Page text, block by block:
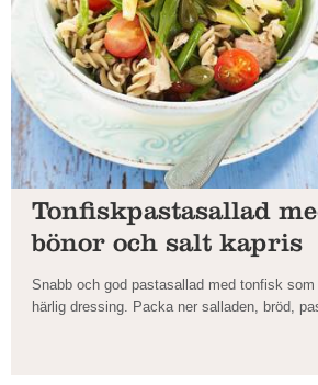
Tonfiskpastasallad
bönor och salt kapris
Snabb och god pastasallad med tonfisk
härlig dressing. Packa ner salladen, bröd,